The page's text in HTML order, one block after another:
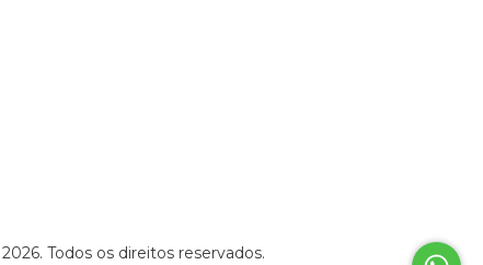
Todos os direitos reservados.